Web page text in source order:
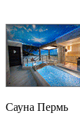
Сауна Пермь